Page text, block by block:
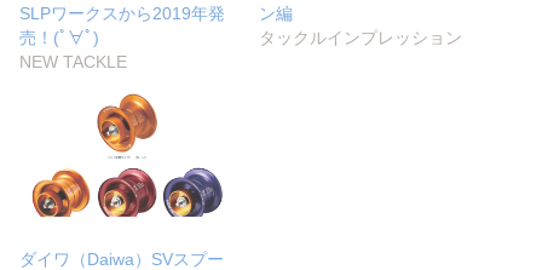
SLPワークスから2019年発
売！(ﾟ∀ﾟ)
NEW TACKLE
ン編
タックルインプレッション
ダイワ（Daiwa）SVスプー